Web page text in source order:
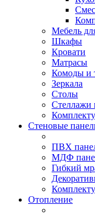
Мебель
Шкафы
Кровати
Матрасы
Комоды и
Зеркала
Столы
Стеллажи
Стеновые
ПВХ
МДФ
Гибкий
Отопление